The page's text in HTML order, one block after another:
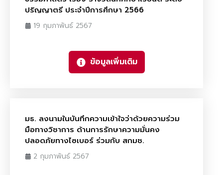
ปริญญาตรี ประจำปีการศึกษา 2566
19 กุมภาพันธ์ 2567
ข้อมูลเพิ่มเติม
มธ. ลงนามในบันทึกความเข้าใจว่าด้วยความร่วม
มือทางวิชาการ ด้านการรักษาความมั่นคง
ปลอดภัยทางไซเบอร์ ร่วมกับ สกมช.
2 กุมภาพันธ์ 2567